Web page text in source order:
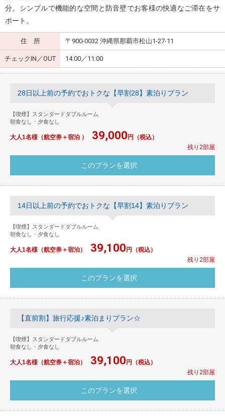
分。シンプルで機能的な空間と防音壁でお客様の快適なご滞在をサ
ポート。
住 所 〒900-0032 沖縄県那覇市松山1-27-11
チェックIN／OUT 14:00／11:00
28日以上前の予約でおトクな【早割28】素泊りプラン
【喫煙】スタンダードダブルルーム
朝食なし・夕食なし
大人1名様（航空券＋宿泊 ） 39,000円（税込）
残り2部屋
14日以上前の予約でおトクな【早割14】素泊りプラン
【喫煙】スタンダードダブルルーム
朝食なし・夕食なし
大人1名様（航空券＋宿泊） 39,100円（税込）
残り2部屋
【直前割】旅行応援♪素泊まりプラン☆
【喫煙】スタンダードダブルルーム
朝食なし・夕食なし
大人1名様（航空券＋宿泊） 39,100円（税込）
残り2部屋